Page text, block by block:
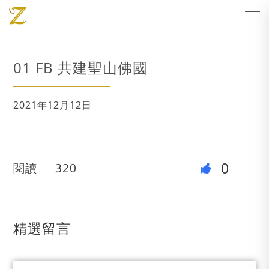
01 FB 共建聖山佛國
2021年12月12日
閱讀 320 0
精選留言